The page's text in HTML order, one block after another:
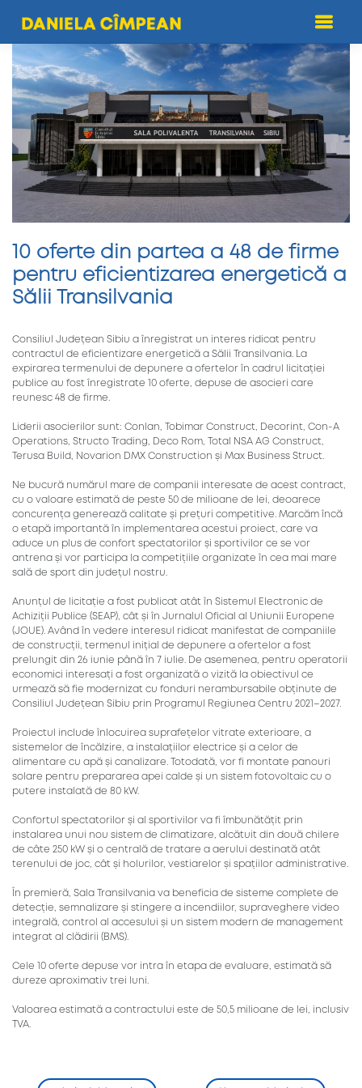
10 oferte din partea a 48 de firme
pentru eficientizarea energetică a
Sălii Transilvania
Consiliul Județean Sibiu a înregistrat un interes ridicat pentru
contractul de eficientizare energetică a Sălii Transilvania. La
expirarea termenului de depunere a ofertelor în cadrul licitației
publice au fost înregistrate 10 oferte, depuse de asocieri care
reunesc 48 de firme.
Liderii asocierilor sunt: Conlan, Tobimar Construct, Decorint, Con-A
Operations, Structo Trading, Deco Rom, Total NSA AG Construct,
Terusa Build, Novarion DMX Construction și Max Business Struct.
Ne bucură numărul mare de companii interesate de acest contract,
cu o valoare estimată de peste 50 de milioane de lei, deoarece
concurența generează calitate și prețuri competitive. Marcăm încă
o etapă importantă în implementarea acestui proiect, care va
aduce un plus de confort spectatorilor și sportivilor ce se vor
antrena și vor participa la competițiile organizate în cea mai mare
sală de sport din județul nostru.
Anunțul de licitație a fost publicat atât în Sistemul Electronic de
Achiziții Publice (SEAP), cât și în Jurnalul Oficial al Uniunii Europene
(JOUE). Având în vedere interesul ridicat manifestat de companiile
de construcții, termenul inițial de depunere a ofertelor a fost
prelungit din 26 iunie până în 7 iulie. De asemenea, pentru operatorii
economici interesați a fost organizată o vizită la obiectivul ce
urmează să fie modernizat cu fonduri nerambursabile obținute de
Consiliul Județean Sibiu prin Programul Regiunea Centru 2021–2027.
Proiectul include înlocuirea suprafețelor vitrate exterioare, a
sistemelor de încălzire, a instalațiilor electrice și a celor de
alimentare cu apă și canalizare. Totodată, vor fi montate panouri
solare pentru prepararea apei calde și un sistem fotovoltaic cu o
putere instalată de 80 kW.
Confortul spectatorilor și al sportivilor va fi îmbunătățit prin
instalarea unui nou sistem de climatizare, alcătuit din două chilere
de câte 250 kW și o centrală de tratare a aerului destinată atât
terenului de joc, cât și holurilor, vestiarelor și spațiilor administrative.
În premieră, Sala Transilvania va beneficia de sisteme complete de
detecție, semnalizare și stingere a incendiilor, supraveghere video
integrală, control al accesului și un sistem modern de management
integrat al clădirii (BMS).
Cele 10 oferte depuse vor intra în etapa de evaluare, estimată să
dureze aproximativ trei luni.
Valoarea estimată a contractului este de 50,5 milioane de lei, inclusiv
TVA.